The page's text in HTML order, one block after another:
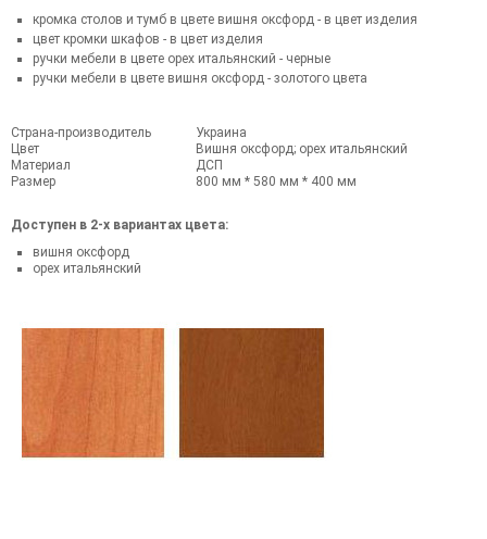
кромка столов и тумб в цвете вишня оксфорд - в цвет изделия
цвет кромки шкафов - в цвет изделия
ручки мебели в цвете орех итальянский - черные
ручки мебели в цвете вишня оксфорд - золотого цвета
Страна-производитель
Украина
Цвет
Вишня оксфорд; орех итальянский
Материал
ДСП
Размер
800 мм * 580 мм * 400 мм
Доступен в 2-х вариантах цвета:
вишня оксфорд
орех итальянский